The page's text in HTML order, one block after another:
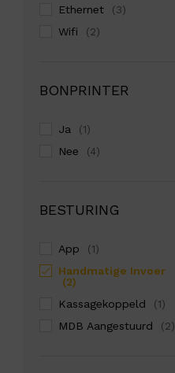
Ethernet (3)
Wifi (2)
BONPRINTER
Ja (1)
Nee (4)
BESTURING
App (1)
Handmatige Invoer
(2)
Kassagekoppeld (1)
MDB Aangestuurd (2)